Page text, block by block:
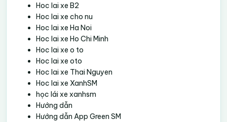
Hoc lai xe B2
Hoc lai xe cho nu
Hoc lai xe Ha Noi
Hoc lai xe Ho Chi Minh
Hoc lai xe o to
Hoc lai xe oto
Hoc lai xe Thai Nguyen
Hoc lai xe XanhSM
học lái xe xanhsm
Hướng dẫn
Hướng dẫn App Green SM